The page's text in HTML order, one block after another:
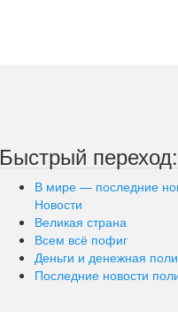
Быстрый переход:
В мире — последние
Новости
Великая страна
Всем всё пофиг
Деньги и денежная
Последние новости